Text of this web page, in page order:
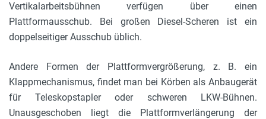
Vertikalarbeitsbühnen verfügen über einen
Plattformausschub. Bei großen Diesel-Scheren ist ein
doppelseitiger Ausschub üblich.
Andere Formen der Plattformvergrößerung, z. B. ein
Klappmechanismus, findet man bei Körben als Anbaugerät
für Teleskopstapler oder schweren LKW-Bühnen.
Unausgeschoben liegt die Plattformverlängerung der